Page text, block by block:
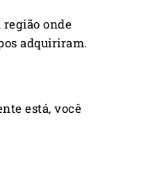
onde
adquiriram.
está, você